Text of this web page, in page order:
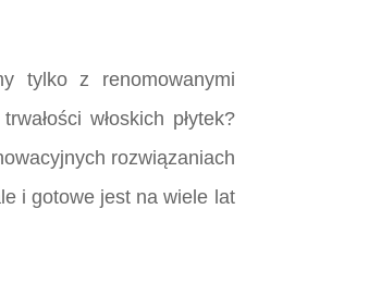
tylko z renomowanymi
włoskich płytek?
rozwiązaniach
i gotowe jest na wiele lat